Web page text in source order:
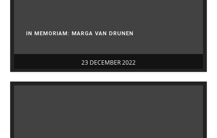
23 DECEMBER 2022
IN MEMORIAM: MARGA VAN DRUNEN